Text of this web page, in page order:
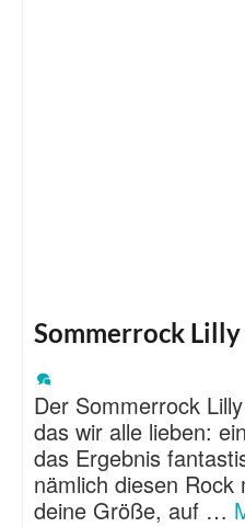
Sommerrock Lilly
Der Sommerrock
das wir alle lieben:
das Ergebnis
nämlich diesen
deine Größe, auf …